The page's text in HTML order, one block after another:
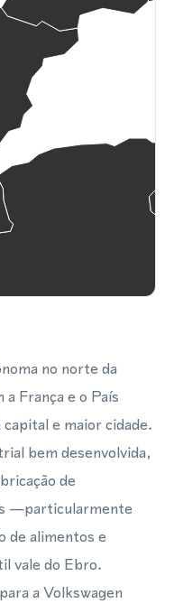
no norte da
França e o País
e maior cidade.
bem desenvolvida,
de
—particularmente
de alimentos e
vale do Ebro.
a Volkswagen